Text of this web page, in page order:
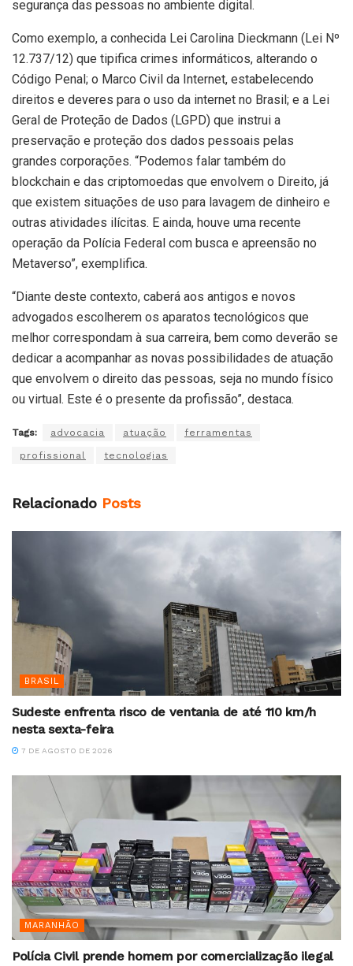
segurança das pessoas no ambiente digital.
Como exemplo, a conhecida Lei Carolina Dieckmann (Lei Nº
12.737/12) que tipifica crimes informáticos, alterando o
Código Penal; o Marco Civil da Internet, estabelecendo
direitos e deveres para o uso da internet no Brasil; e a Lei
Geral de Proteção de Dados (LGPD) que instrui a
preservação e proteção dos dados pessoais pelas
grandes corporações. “Podemos falar também do
blockchain e das criptomoedas que envolvem o Direito, já
que existem situações de uso para lavagem de dinheiro e
outras atividades ilícitas. E ainda, houve uma recente
operação da Polícia Federal com busca e apreensão no
Metaverso”, exemplifica.
“Diante deste contexto, caberá aos antigos e novos
advogados escolherem os aparatos tecnológicos que
melhor correspondam à sua carreira, bem como deverão se
dedicar a acompanhar as novas possibilidades de atuação
que envolvem o direito das pessoas, seja no mundo físico
ou virtual. Este é o presente da profissão”, destaca.
Tags: advocacia atuação ferramentas
profissional tecnologias
Relacionado Posts
BRASIL
Sudeste enfrenta risco de ventania de até 110 km/h
nesta sexta-feira
7 DE AGOSTO DE 2026
MARANHÃO
Polícia Civil prende homem por comercialização ilegal